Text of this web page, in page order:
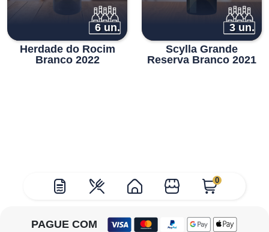
0
6 un.
Herdade do Rocim
Branco 2022
3 un.
Scylla Grande
Reserva Branco 2021
PAGUE COM